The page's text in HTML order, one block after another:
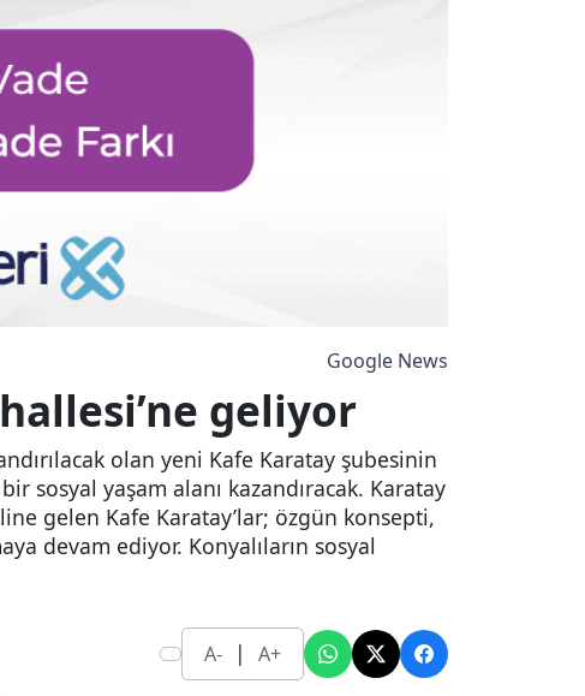
Google News
geliyor
olan yeni Kafe Karatay şubesinin
sosyal yaşam alanı kazandıracak. Karatay
gelen Kafe Karatay’lar; özgün konsepti,
devam ediyor. Konyalıların sosyal
A- | A+